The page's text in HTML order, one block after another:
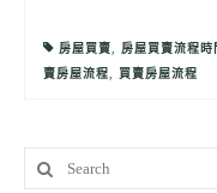
房屋買賣, 房屋買賣流程時
賣房屋流程, 買賣房屋流程
Search
for: